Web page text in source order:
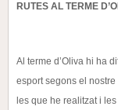
RUTES AL TERME
Al terme d’Oliva hi ha
esport segons el nostre
les que he realitzat i